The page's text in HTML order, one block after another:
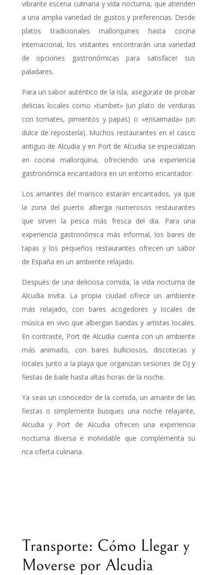
vibrante escena culinaria y vida nocturna, que atienden
a una amplia variedad de gustos y preferencias. Desde
platos tradicionales mallorquines hasta cocina
internacional, los visitantes encontrarán una variedad
de opciones gastronómicas para satisfacer sus
paladares.
Para un sabor auténtico de la isla, asegúrate de probar
delicias locales como «tumbet» (un plato de verduras
con tomates, pimientos y papas) o «ensaimada» (un
dulce de repostería). Muchos restaurantes en el casco
antiguo de Alcudia y en Port de Alcudia se especializan
en cocina mallorquina, ofreciendo una experiencia
gastronómica encantadora en un entorno encantador.
Los amantes del marisco estarán encantados, ya que
la zona del puerto alberga numerosos restaurantes
que sirven la pesca más fresca del día. Para una
experiencia gastronómica más informal, los bares de
tapas y los pequeños restaurantes ofrecen un sabor
de España en un ambiente relajado.
Después de una deliciosa comida, la vida nocturna de
Alcudia invita. La propia ciudad ofrece un ambiente
más relajado, con bares acogedores y locales de
música en vivo que albergan bandas y artistas locales.
En contraste, Port de Alcudia cuenta con un ambiente
más animado, con bares bulliciosos, discotecas y
locales junto a la playa que organizan sesiones de DJ y
fiestas de baile hasta altas horas de la noche.
Ya seas un conocedor de la comida, un amante de las
fiestas o simplemente busques una noche relajante,
Alcudia y Port de Alcudia ofrecen una experiencia
nocturna diversa e inolvidable que complementa su
rica oferta culinaria.
Transporte: Cómo Llegar y
Moverse por Alcudia